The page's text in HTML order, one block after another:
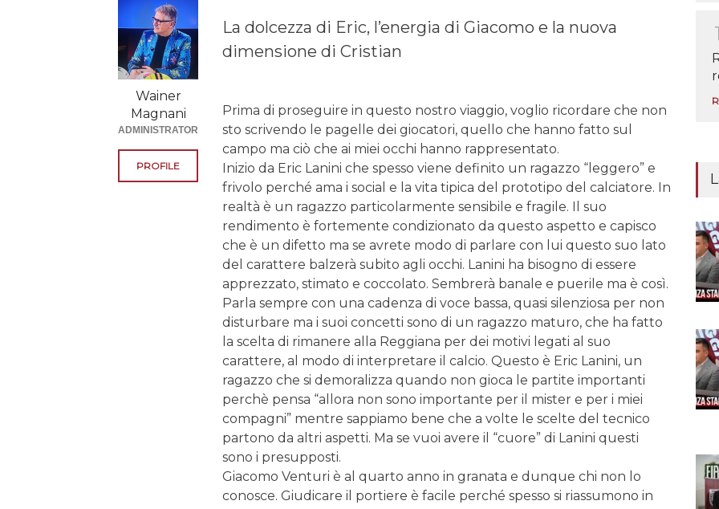
La dolcezza di Eric, l’energia di Giacomo e la nuova
dimensione di Cristian
Prima di proseguire in questo nostro viaggio, voglio ricordare che non
sto scrivendo le pagelle dei giocatori, quello che hanno fatto sul
campo ma ciò che ai miei occhi hanno rappresentato.
Inizio da Eric Lanini che spesso viene definito un ragazzo “leggero” e
frivolo perché ama i social e la vita tipica del prototipo del calciatore. In
realtà è un ragazzo particolarmente sensibile e fragile. Il suo
rendimento è fortemente condizionato da questo aspetto e capisco
che è un difetto ma se avrete modo di parlare con lui questo suo lato
del carattere balzerà subito agli occhi. Lanini ha bisogno di essere
apprezzato, stimato e coccolato. Sembrerà banale e puerile ma è così.
Parla sempre con una cadenza di voce bassa, quasi silenziosa per non
disturbare ma i suoi concetti sono di un ragazzo maturo, che ha fatto
la scelta di rimanere alla Reggiana per dei motivi legati al suo
carattere, al modo di interpretare il calcio. Questo è Eric Lanini, un
ragazzo che si demoralizza quando non gioca le partite importanti
perchè pensa “allora non sono importante per il mister e per i miei
compagni” mentre sappiamo bene che a volte le scelte del tecnico
partono da altri aspetti. Ma se vuoi avere il “cuore” di Lanini questi
sono i presupposti.
Giacomo Venturi è al quarto anno in granata e dunque chi non lo
conosce. Giudicare il portiere è facile perché spesso si riassumono in
Wainer
Magnani
ADMINISTRATOR
PROFILE
1